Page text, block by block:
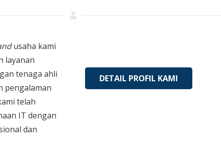
usaha kami
layanan
tenaga ahli
pengalaman
telah
IT dengan
dan
DETAIL PROFIL KAMI